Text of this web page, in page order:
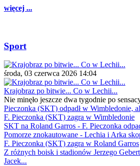
więcej ...
Sport
środa, 03 czerwca 2026 14:04
Krajobraz po bitwie... Co w Lechii...
Nie minęło jeszcze dwa tygodnie po
Pieczonka (SKT) odpadł w Wimbledonie,
F. Pieczonka (SKT) zagra w Wimbledonie
SKT na Roland Garros - F. Pieczonka
Pomorze znokautowane - Lechia i Arka
F. Pieczonka (SKT) zagra w Roland Garros
Z różnych boisk i stadionów Jerzego
Jacek...